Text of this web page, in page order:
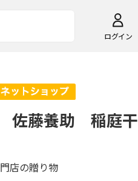
ログイン
佐藤養助 稲庭干
店の贈り物